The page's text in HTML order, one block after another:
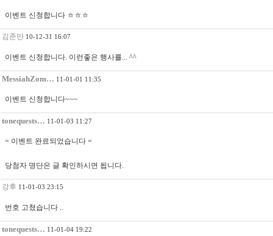
이벤트 신청합니다 ㅎㅎㅎ
김준만 10-12-31 16:07
이벤트 신청합니다. 이런좋은 행사를... ^^
MessiahZom… 11-01-01 11:35
이벤트 신청합니다~~~
tonequests… 11-01-03 11:27
= 이벤트 완료되었습니다 =
당첨자 명단은 글 확인하시면 됩니다.
강후 11-01-03 23:15
번호 고쳤습니다 ..
tonequests… 11-01-04 19:22